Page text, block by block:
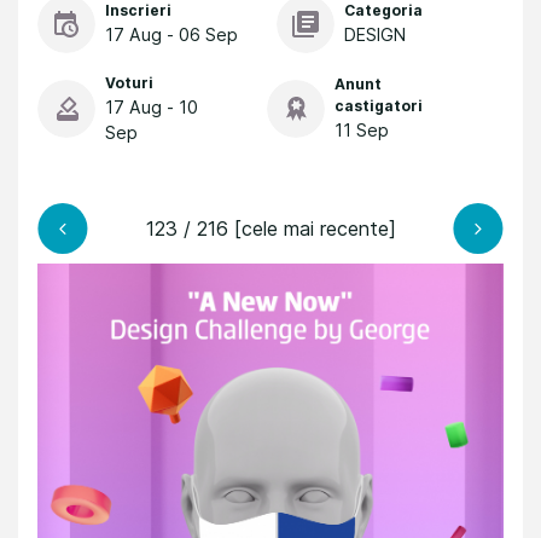
Inscrieri
17 Aug - 06 Sep
Categoria
DESIGN
Voturi
17 Aug - 10
Sep
Anunt
castigatori
11 Sep
123 / 216 [cele mai recente]